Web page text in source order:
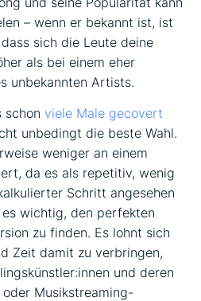
– wenn er bekannt ist, ist
sich die Leute deine
als bei einem eher
unbekannten Artists.
schon viele Male gecovert
unbedingt die beste Wahl.
weniger an einem
da es als repetitiv, wenig
Schritt angesehen
wichtig, den perfekten
zu finden. Es lohnt sich
Zeit damit zu verbringen,
und deren
Musikstreaming-